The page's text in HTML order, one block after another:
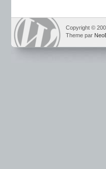
Copyright ©
Theme par